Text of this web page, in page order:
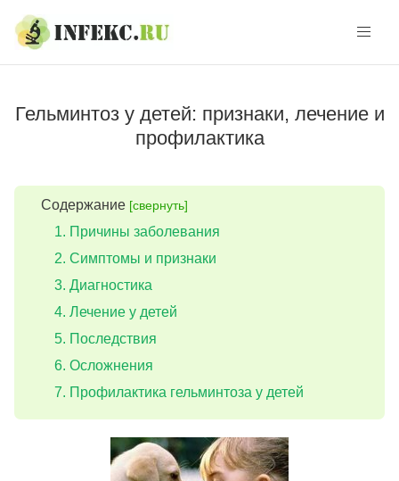
navigation
content
Гельминтоз у детей: признаки, лечение и
профилактика
Содержание [свернуть]
Причины заболевания
Симптомы и признаки
Диагностика
Лечение у детей
Последствия
Осложнения
Профилактика гельминтоза у детей